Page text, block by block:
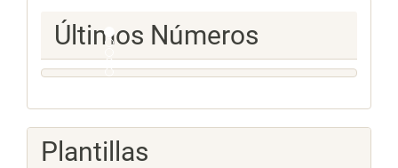
Ultimos
Numeros
Últimos Números
Plantillas